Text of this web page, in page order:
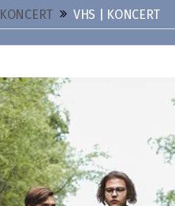
KONCERT VHS | KONCERT